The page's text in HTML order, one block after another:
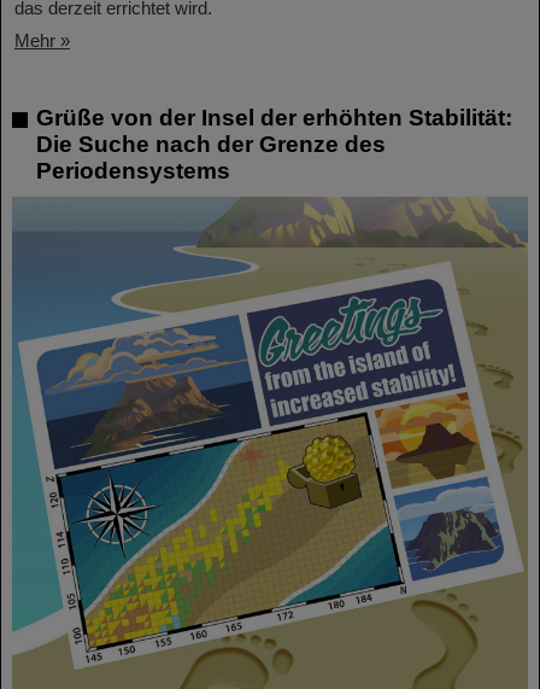
das derzeit errichtet wird.
Mehr »
Grüße von der Insel der erhöhten Stabilität:
Die Suche nach der Grenze des
Periodensystems